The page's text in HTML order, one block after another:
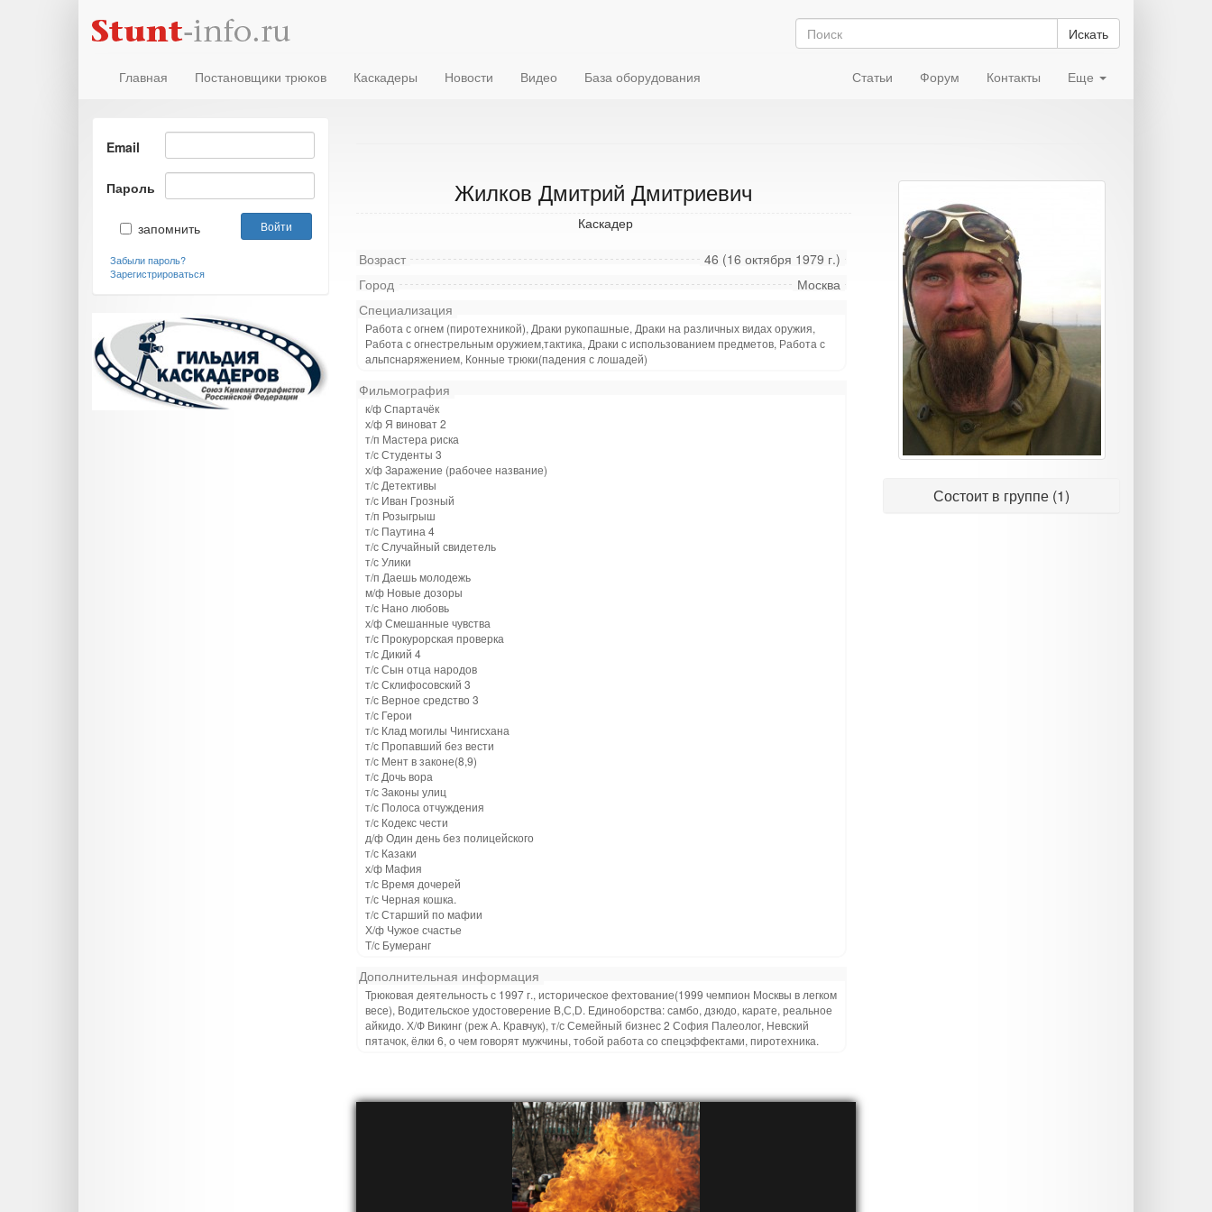
Искать
Главная Постановщики трюков Каскадеры Новости Видео База оборудования Статьи Форум Контакты Еще
Email
Пароль
запомнить
Забыли пароль?
Зарегистрироваться
Жилков Дмитрий Дмитриевич
Каскадер
46 (16 октября 1979 г.)
Возраст
Москва
Город
Специализация
Работа с огнем (пиротехникой), Драки рукопашные, Драки на различных видах оружия,
Работа с огнестрельным оружием,тактика, Драки с использованием предметов, Работа с
альпснаряжением, Конные трюки(падения с лошадей)
Фильмография
к/ф Спартачёк
х/ф Я виноват 2
т/п Мастера риска
т/с Студенты 3
х/ф Заражение (рабочее название)
т/с Детективы
т/с Иван Грозный
т/п Розыгрыш
т/с Паутина 4
т/с Случайный свидетель
т/с Улики
т/п Даешь молодежь
м/ф Новые дозоры
т/с Нано любовь
х/ф Смешанные чувства
т/с Прокурорская проверка
т/с Дикий 4
т/с Сын отца народов
т/с Склифосовский 3
т/с Верное средство 3
т/с Герои
т/с Клад могилы Чингисхана
т/с Пропавший без вести
т/с Мент в законе(8,9)
т/с Дочь вора
т/с Законы улиц
т/с Полоса отчуждения
т/с Кодекс чести
д/ф Один день без полицейского
т/с Казаки
х/ф Мафия
т/с Время дочерей
т/с Черная кошка.
т/с Старший по мафии
Х/ф Чужое счастье
Т/с Бумеранг
Дополнительная информация
Трюковая деятельность с 1997 г., историческое фехтование(1999 чемпион Москвы в легком
весе), Водительское удостоверение В,С,D. Единоборства: самбо, дзюдо, карате, реальное
айкидо. Х/Ф Викинг (реж А. Кравчук), т/с Семейный бизнес 2 София Палеолог, Невский
пятачок, ёлки 6, о чем говорят мужчины, тобой работа со спецэффектами, пиротехника.
Состоит в группе (1)